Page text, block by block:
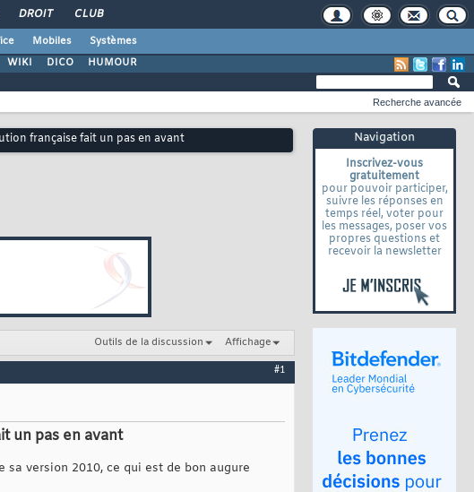
DROIT CLUB
Mobiles
Systèmes
WIKI DICO HUMOUR
Navigation
Inscrivez-vous
gratuitement
pour pouvoir participer,
suivre les réponses en
temps réel, voter pour
les messages, poser vos
propres questions et
recevoir la newsletter
Recherche avancée
française fait un pas en avant
Outils de la discussion Affichage
#1
un pas en avant
version 2010, ce qui est de bon augure